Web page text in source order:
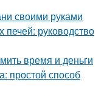
своими руками
руководство
время и деньги
простой способ